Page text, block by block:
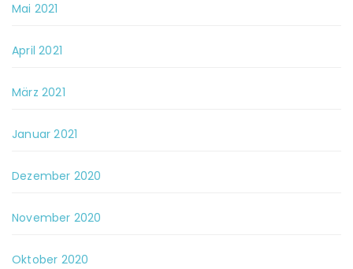
Mai 2021
April 2021
März 2021
Januar 2021
Dezember 2020
November 2020
Oktober 2020